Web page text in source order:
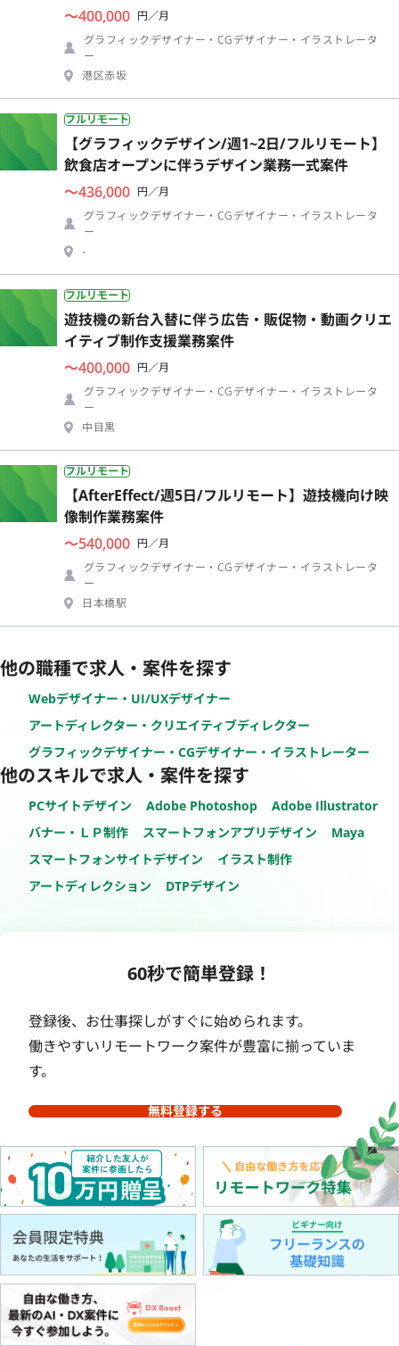
〜400,000 円／月
グラフィックデザイナー・CGデザイナー・イラストレータ
ー
港区赤坂
フルリモート
【グラフィックデザイン/週1~2日/フルリモート】
飲食店オープンに伴うデザイン業務一式案件
〜436,000 円／月
グラフィックデザイナー・CGデザイナー・イラストレータ
ー
-
フルリモート
遊技機の新台入替に伴う広告・販促物・動画クリエ
イティブ制作支援業務案件
〜400,000 円／月
グラフィックデザイナー・CGデザイナー・イラストレータ
ー
中目黒
フルリモート
【AfterEffect/週5日/フルリモート】遊技機向け映
像制作業務案件
〜540,000 円／月
グラフィックデザイナー・CGデザイナー・イラストレータ
ー
日本橋駅
他の職種で求人・案件を探す
Webデザイナー・UI/UXデザイナー
アートディレクター・クリエイティブディレクター
グラフィックデザイナー・CGデザイナー・イラストレーター
他のスキルで求人・案件を探す
PCサイトデザイン Adobe Photoshop
Adobe Illustrator
バナー・ＬＰ制作
スマートフォンアプリデザイン
Maya
スマートフォンサイトデザイン
イラスト制作
アートディレクション
DTPデザイン
60秒で簡単登録！
登録後、お仕事探しがすぐに始められます。
働きやすいリモートワーク案件が豊富に揃っていま
す。
無料登録する